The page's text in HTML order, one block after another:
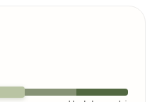
16,2 €